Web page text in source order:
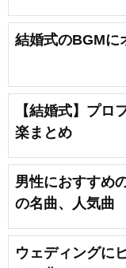
結婚式のBGMに
【結婚式】プロ
楽まとめ
男性におすすめ
の名曲、人気曲
ウェディングに